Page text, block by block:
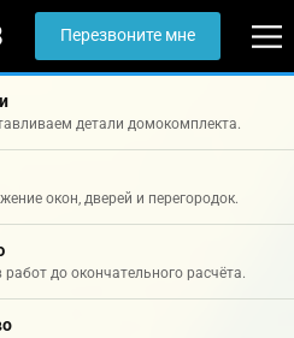
Перезвоните мне
детали домокомплекта.
окон, дверей и перегородок.
до окончательного расчёта.